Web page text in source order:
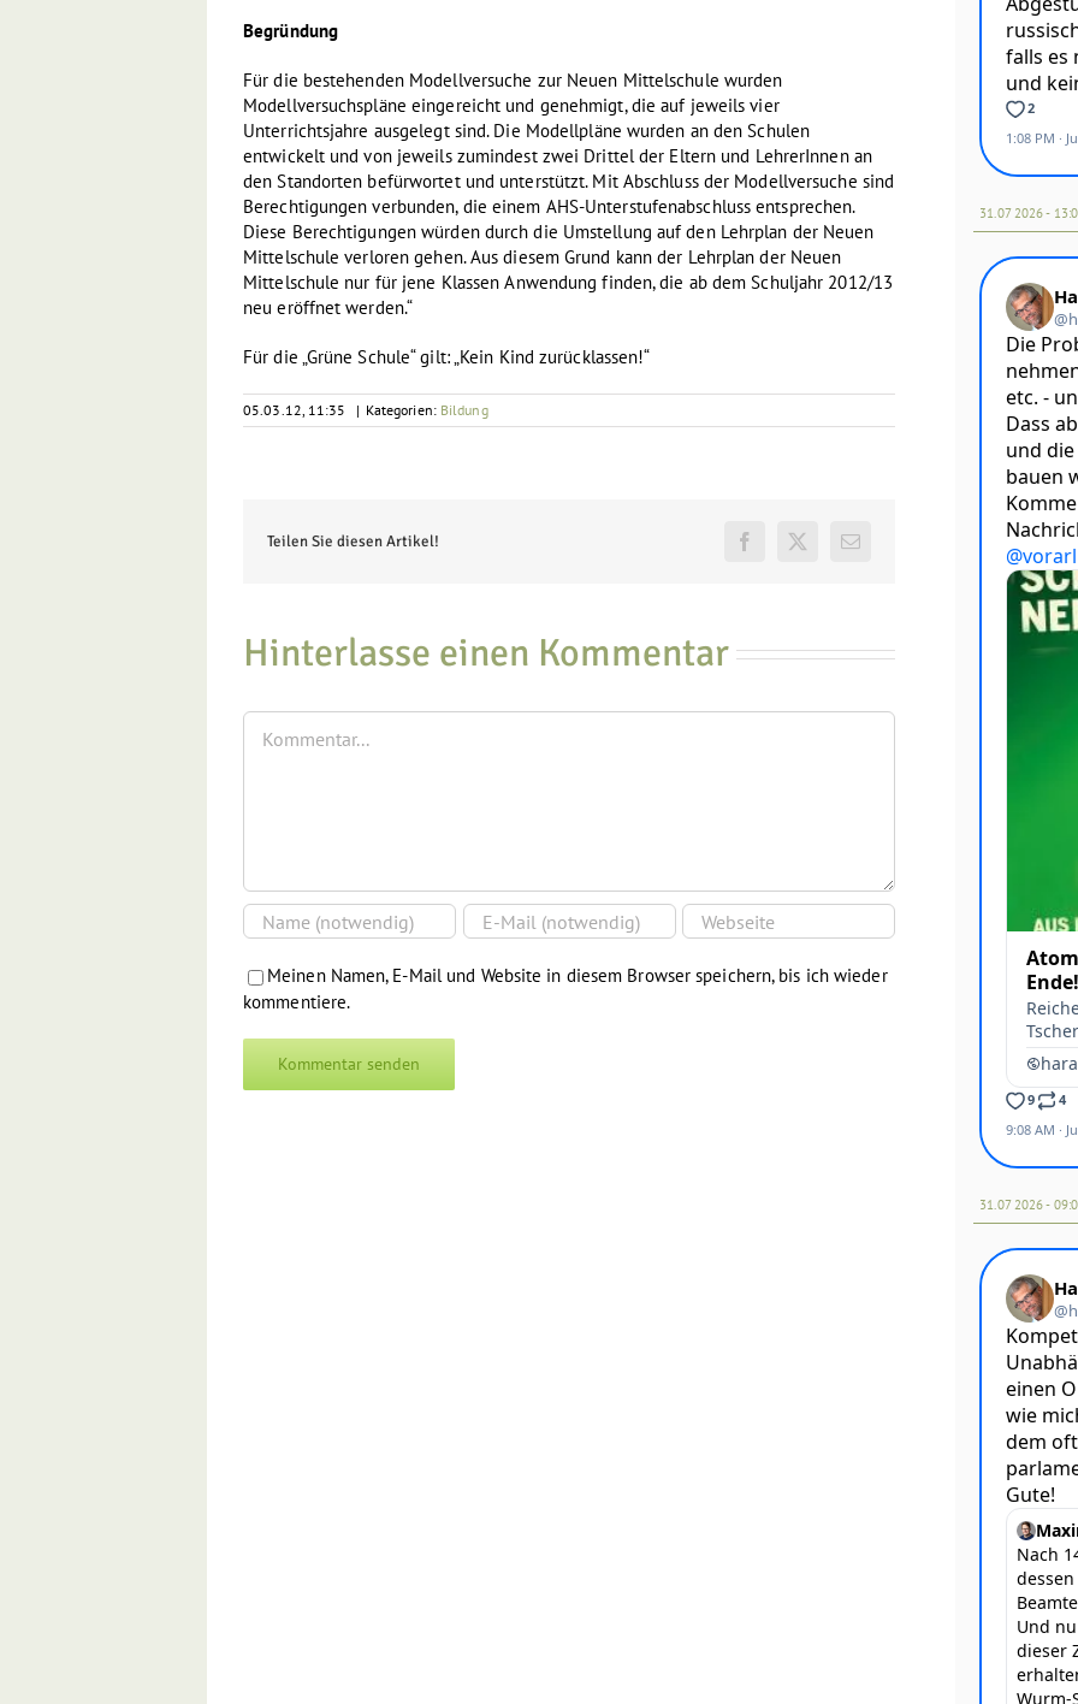
Begründung
Für die bestehenden Modellversuche zur Neuen Mittelschule wurden
Modellversuchspläne eingereicht und genehmigt, die auf jeweils vier
Unterrichtsjahre ausgelegt sind. Die Modellpläne wurden an den Schulen
entwickelt und von jeweils zumindest zwei Drittel der Eltern und LehrerInnen an
den Standorten befürwortet und unterstützt. Mit Abschluss der Modellversuche sind
Berechtigungen verbunden, die einem AHS-Unterstufenabschluss entsprechen.
Diese Berechtigungen würden durch die Umstellung auf den Lehrplan der Neuen
Mittelschule verloren gehen. Aus diesem Grund kann der Lehrplan der Neuen
Mittelschule nur für jene Klassen Anwendung finden, die ab dem Schuljahr 2012/13
neu eröffnet werden.“
Für die „Grüne Schule“ gilt: „Kein Kind zurücklassen!“
05.03.12, 11:35 | Kategorien: Bildung
Teilen Sie diesen Artikel! Facebook
X
E-
Hinterlasse einen Kommentar
Kommentar
Meinen Namen, E-Mail und Website in diesem Browser speichern, bis ich wieder
kommentiere.
31.07 2026 -
31.07 2026 -